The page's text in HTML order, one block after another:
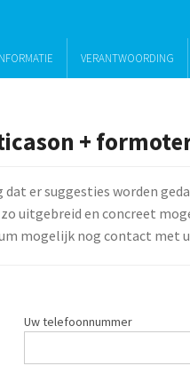
VERANTWOORDING
+
er suggesties worden
uitgebreid en concreet
mogelijk nog contact met
Uw telefoonnummer